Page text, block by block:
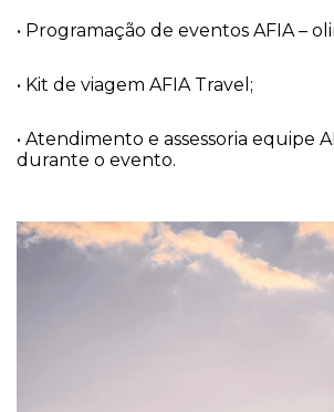
• Programação de eventos AFIA –
• Kit de viagem AFIA Travel;
• Atendimento e assessoria equipe
durante o evento.